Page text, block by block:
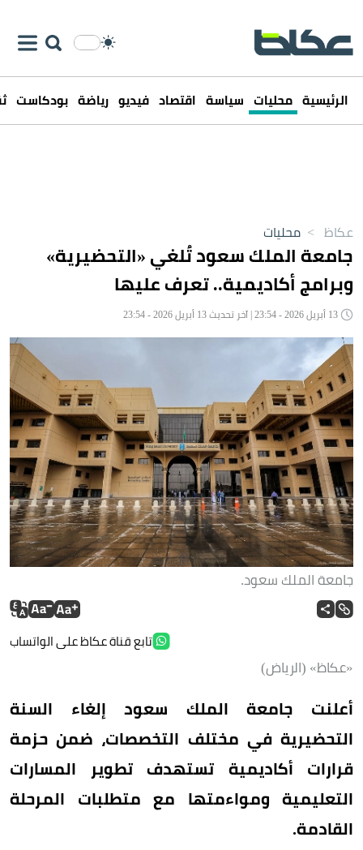
الرئيسية محليات سياسة اقتصاد فيديو رياضة بودكاست
عكاظ > محليات
جامعة الملك سعود تُلغي «التحضيرية»
وبرامج أكاديمية.. تعرف عليها
جامعة الملك سعود.
تابع قناة عكاظ على الواتساب
«عكاظ» (الرياض)
أعلنت جامعة الملك سعود إلغاء السنة
التحضيرية في مختلف التخصصات، ضمن حزمة
قرارات أكاديمية تستهدف تطوير المسارات
التعليمية ومواءمتها مع متطلبات المرحلة
القادمة.